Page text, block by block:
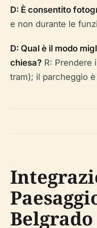
D: È consentito
e non durante le
D: Qual è il modo
chiesa? R: Prendere
tram); il parcheggio
Belgrado